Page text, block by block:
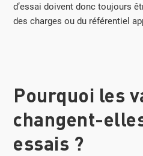
d’essai doivent donc toujours
des charges ou du référentiel
Pourquoi les
changent-
essais ?